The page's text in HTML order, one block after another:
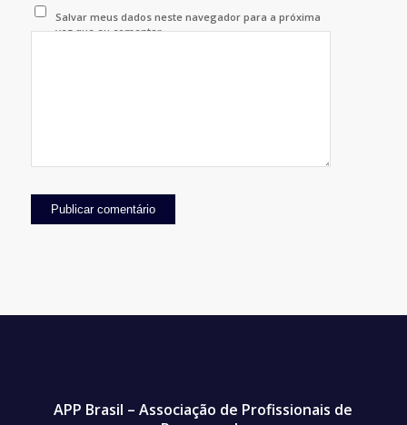
Salvar meus dados neste navegador para a próxima
vez que eu comentar.
APP Brasil – Associação de Profissionais de